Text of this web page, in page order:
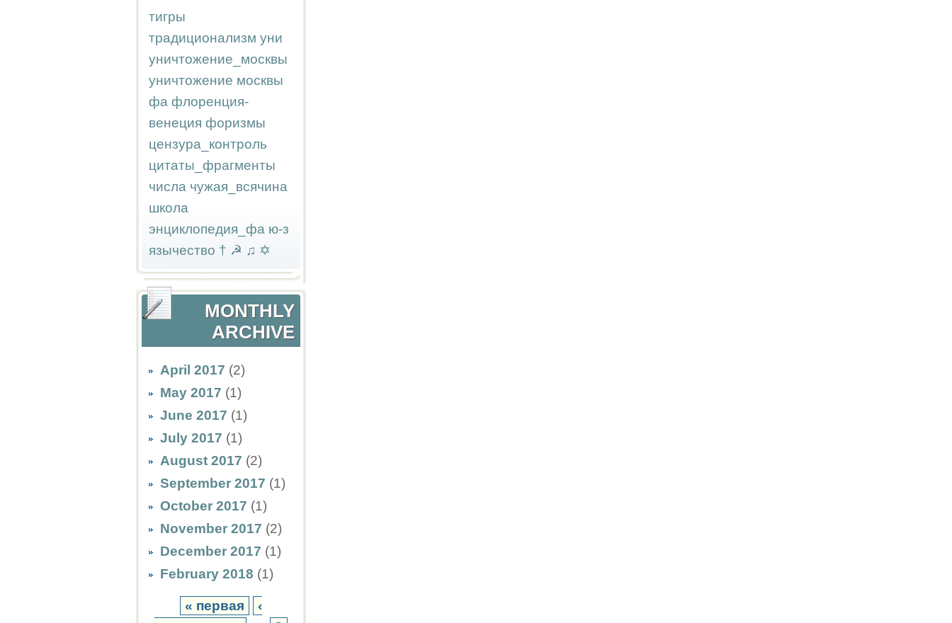
тигры
традиционализм уни
уничтожение_москвы
уничтожение москвы
фа флоренция-
венеция форизмы
цензура_контроль
цитаты_фрагменты
числа чужая_всячина
школа
энциклопедия_фа ю-з
язычество † ☭ ♫ ✡
MONTHLY
ARCHIVE
April 2017 (2)
May 2017 (1)
June 2017 (1)
July 2017 (1)
August 2017 (2)
September 2017 (1)
October 2017 (1)
November 2017 (2)
December 2017 (1)
February 2018 (1)
« первая
‹